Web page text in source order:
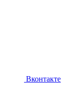
Вконтакте